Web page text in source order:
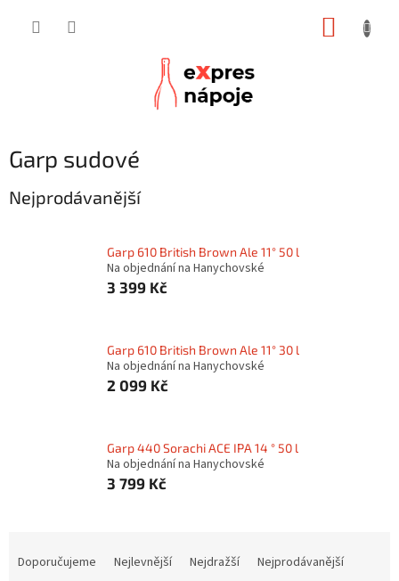
Garp sudové
Nejprodávanější
Garp 610 British Brown Ale 11° 50 l
Na objednání na Hanychovské
3 399 Kč
Garp 610 British Brown Ale 11° 30 l
Na objednání na Hanychovské
2 099 Kč
Garp 440 Sorachi ACE IPA 14 ° 50 l
Na objednání na Hanychovské
3 799 Kč
Doporučujeme Nejlevnější Nejdražší
Nejprodávanější